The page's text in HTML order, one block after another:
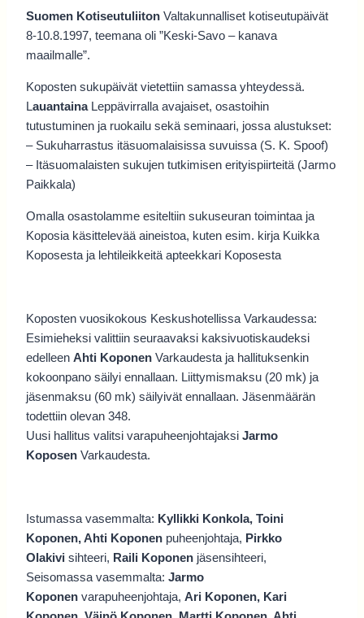
Suomen Kotiseutuliiton Valtakunnalliset kotiseutupäivät
8-10.8.1997, teemana oli ”Keski-Savo – kanava
maailmalle”.
Koposten sukupäivät vietettiin samassa yhteydessä.
Lauantaina Leppävirralla avajaiset, osastoihin
tutustuminen ja ruokailu sekä seminaari, jossa alustukset:
– Sukuharrastus itäsuomalaisissa suvuissa (S. K. Spoof)
– Itäsuomalaisten sukujen tutkimisen erityispiirteitä (Jarmo
Paikkala)
Omalla osastolamme esiteltiin sukuseuran toimintaa ja
Koposia käsittelevää aineistoa, kuten esim. kirja Kuikka
Koposesta ja lehtileikkeitä apteekkari Koposesta
Koposten vuosikokous Keskushotellissa Varkaudessa:
Esimieheksi valittiin seuraavaksi kaksivuotiskaudeksi
edelleen Ahti Koponen Varkaudesta ja hallituksenkin
kokoonpano säilyi ennallaan. Liittymismaksu (20 mk) ja
jäsenmaksu (60 mk) säilyivät ennallaan. Jäsenmäärän
todettiin olevan 348.
Uusi hallitus valitsi varapuheenjohtajaksi Jarmo
Koposen Varkaudesta.
Istumassa vasemmalta: Kyllikki Konkola, Toini
Koponen, Ahti Koponen puheenjohtaja, Pirkko
Olakivi sihteeri, Raili Koponen jäsensihteeri,
Seisomassa vasemmalta: Jarmo
Koponen varapuheenjohtaja, Ari Koponen, Kari